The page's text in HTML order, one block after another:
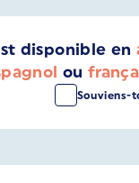
disponible en
ou
Souviens-